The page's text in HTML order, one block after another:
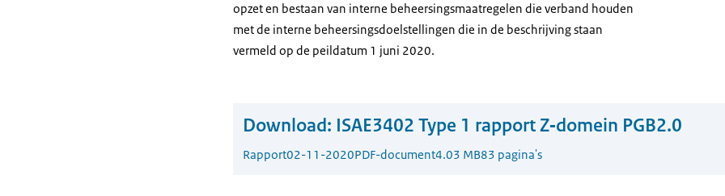
opzet en bestaan van interne beheersingsmaatregelen die verband houden
met de interne beheersingsdoelstellingen die in de beschrijving staan
vermeld op de peildatum 1 juni 2020.
Download: ISAE3402 Type 1 rapport Z‐domein PGB2.0
Rapport02-11-2020PDF-document4.03 MB83 pagina's